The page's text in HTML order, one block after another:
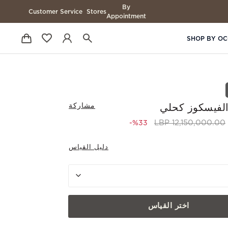
By
Appointment
Stores
Customer Service
SHOP BY
مشاركة كحلي
Price reduced from
12,150,000.00 LBP
to 8,100,000.00 LBP
%33-
دليل القياس
اختر القياس